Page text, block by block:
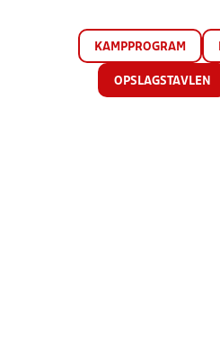
KAMPPROGRAM
OPSLAGSTAVLEN